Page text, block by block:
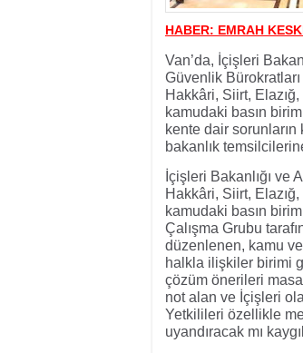
HABER: EMRAH
Van’da, İçişleri
Güvenlik Bürokratları
Hakkâri, Siirt,
kamudaki basın
kente dair sorunların
bakanlık
İçişleri Bakanlığı ve
Hakkâri, Siirt,
kamudaki basın
Çalışma Grubu
düzenlenen, kamu
halkla ilişkiler birimi
çözüm önerileri
not alan ve İçişleri
Yetkilileri özellikle
uyandıracak mı